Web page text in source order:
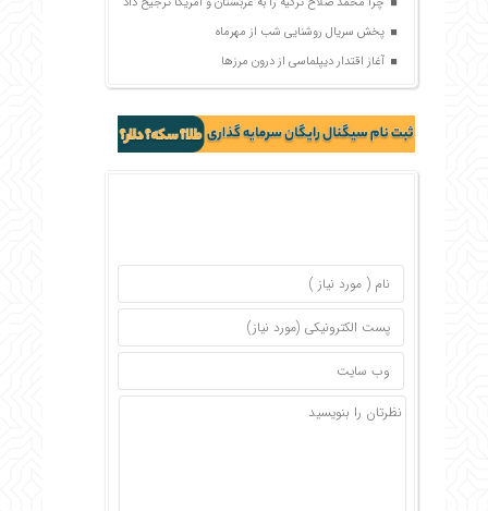
پخش سریال روشنایی شب از مهرماه
آغاز اقتدار دیپلماسی از درون مرزها